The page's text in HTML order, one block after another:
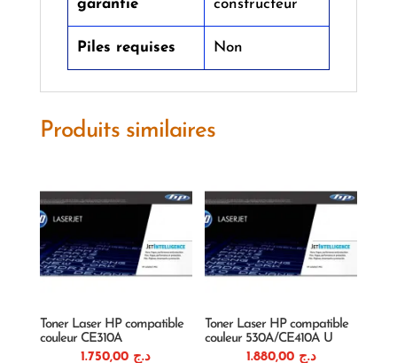
garantie
constructeur
Piles requises Non
Produits similaires
Toner Laser HP compatible
couleur CE310A
د.ج
Toner Laser HP compatible
couleur 530A/CE410A U
د.ج 1.880,00